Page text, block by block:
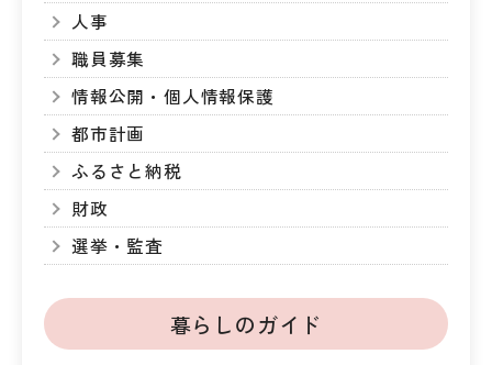
人事
職員募集
情報公開・個人情報保護
都市計画
ふるさと納税
財政
選挙・監査
暮らしのガイド